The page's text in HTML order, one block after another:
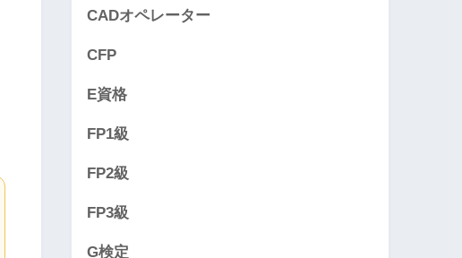
CADオペレーター
CFP
E資格
FP1級
FP2級
FP3級
G検定